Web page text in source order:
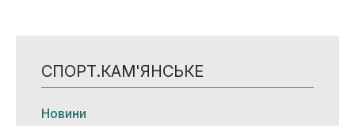
СПОРТ.КАМ'ЯНСЬКЕ
Новини